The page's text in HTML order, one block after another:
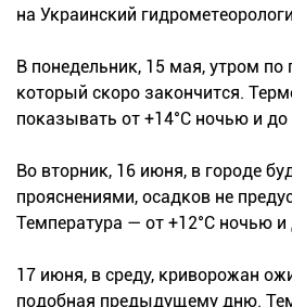
на Украинский
В понедельник, 15 мая, утром
который скоро закончится.
показывать от +14°С ночью и до
Во вторник, 16 июня, в городе
прояснениями, осадков не
Температура — от +12°С ночью и
17 июня, в среду, криворожан
подобная предыдущему дню.